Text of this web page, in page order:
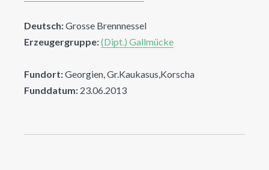
Deutsch:Grosse Brennnessel
Erzeugergruppe:(Dipt.) Gallmücke
Fundort:Georgien, Gr.Kaukasus,Korscha
Funddatum: 23.06.2013